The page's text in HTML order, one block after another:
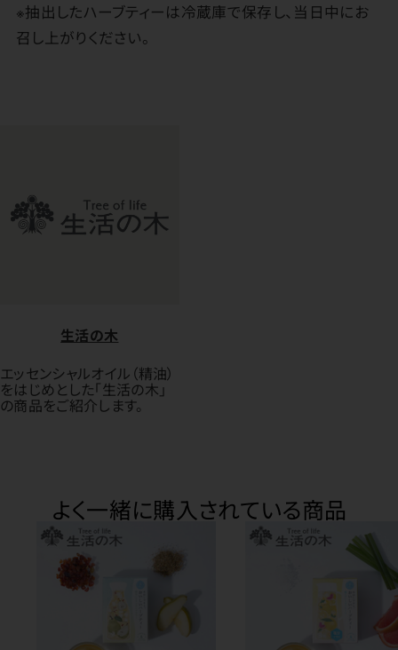
※抽出したハーブティーは冷蔵庫で保存し、当日中にお
召し上がりください。
生活の木
エッセンシャルオイル（精油）
をはじめとした「生活の木」
の商品をご紹介します。
よく一緒に購入されている商品